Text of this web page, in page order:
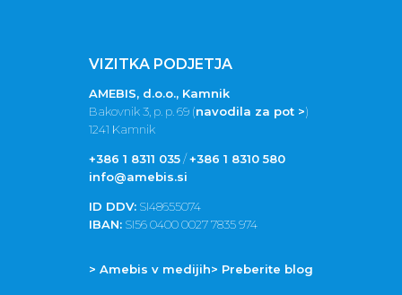
VIZITKA PODJETJA
AMEBIS, d.o.o., Kamnik
Bakovnik 3, p. p. 69 (navodila za pot >)
1241 Kamnik
+386 1 8311 035/+386 1 8310 580
info@amebis.si
ID DDV: SI48655074
IBAN: SI56 0400 0027 7835 974
> Amebis v medijih> Preberite blog